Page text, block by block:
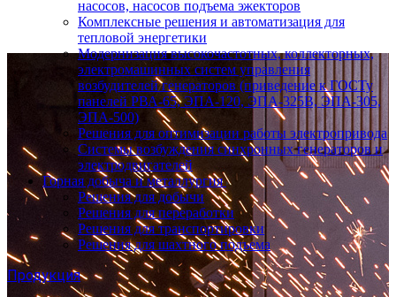
насосов, насосов подъема эжекторов
Комплексные решения и автоматизация для
тепловой энергетики
Модернизация высокочастотных, коллекторных,
электромашинных систем управления
возбудителей генераторов (приведение к ГОСТу
панелей РВА-65, ЭПА-120, ЭПА-325В, ЭПА-305,
ЭПА-500)
Решения для оптимизации работы электропривода
Системы возбуждения синхронных генераторов и
электродвигателей
Горная добыча и металлургия
Решения для добычи
Решения для переработки
Решения для транспортировки
Решения для шахтного подъема
Продукция